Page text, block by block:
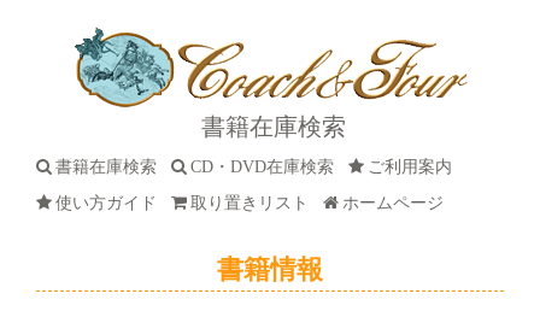
書籍在庫検索
書籍在庫検索 CD・DVD在庫検索
ご利用案内
使い方ガイド
取り置きリスト ホームページ
書籍情報